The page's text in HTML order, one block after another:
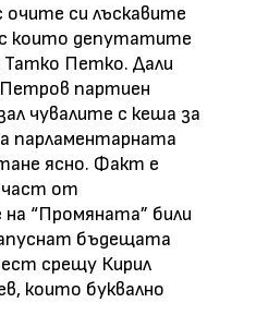
си лъскавите
с които депутатите
Татко Петко. Дали
Петров партиен
чувалите с кеша за
парламентарната
ясно. Факт е
част от
“Промяната” били
бъдещата
срещу Кирил
които буквално